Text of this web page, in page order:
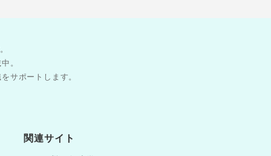
。
サポートします。
関連サイト